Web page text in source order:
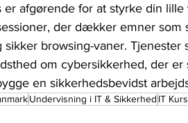
afgørende for at styrke din lille
der dækker emner som
browsing-vaner. Tjenester
om cybersikkerhed, der
en sikkerhedsbevidst
Undervisning i IT & Sikkerhed IT